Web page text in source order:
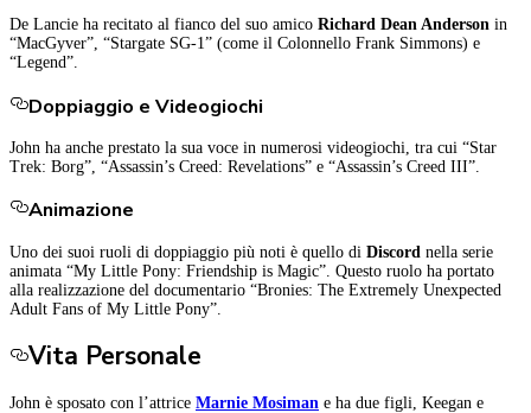
De Lancie ha recitato al fianco del suo amico Richard Dean Anderson in
“MacGyver”, “Stargate SG-1” (come il Colonnello Frank Simmons) e
“Legend”.
Doppiaggio e Videogiochi
John ha anche prestato la sua voce in numerosi videogiochi, tra cui “Star
Trek: Borg”, “Assassin’s Creed: Revelations” e “Assassin’s Creed III”.
Animazione
Uno dei suoi ruoli di doppiaggio più noti è quello di Discord nella serie
animata “My Little Pony: Friendship is Magic”. Questo ruolo ha portato
alla realizzazione del documentario “Bronies: The Extremely Unexpected
Adult Fans of My Little Pony”.
Vita Personale
John è sposato con l’attrice Marnie Mosiman e ha due figli, Keegan e